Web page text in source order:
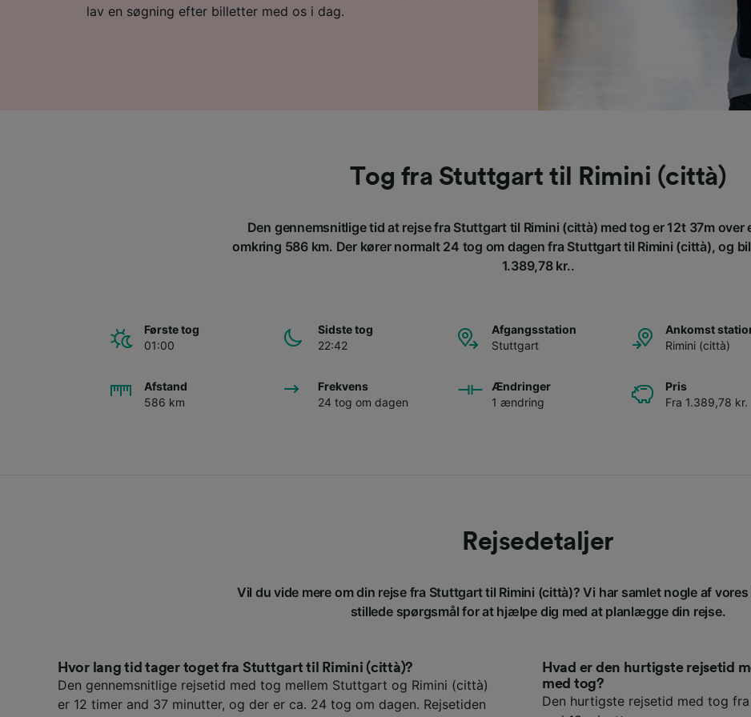
lav en søgning efter billetter med os i dag.
Tog fra Stuttgart til Rimini (città)
Den gennemsnitlige tid at rejse fra Stuttgart til Rimini (città) med tog er 12t 37m over
omkring 586 km. Der kører normalt 24 tog om dagen fra Stuttgart til Rimini (città), og
1.389,78 kr..
Første tog
01:00
Sidste tog
22:42
Afgangsstation
Stuttgart
Ankomst
Rimini (città)
Afstand
586 km
Frekvens
24 tog om dagen
Ændringer
1 ændring
Pris
Fra 1.389,78 kr.
Rejsedetaljer
Vil du vide mere om din rejse fra Stuttgart til Rimini (città)? Vi har samlet nogle af
stillede spørgsmål for at hjælpe dig med at planlægge din rejse.
Hvor lang tid tager toget fra Stuttgart til Rimini (città)?
Den gennemsnitlige rejsetid med tog mellem Stuttgart og Rimini (città)
er 12 timer and 37 minutter, og der er ca. 24 tog om dagen. Rejsetiden
Hvad er den hurtigste rejsetid
med tog?
Den hurtigste rejsetid med tog